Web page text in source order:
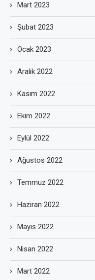
Mart 2023
Şubat 2023
Ocak 2023
Aralık 2022
Kasım 2022
Ekim 2022
Eylül 2022
Ağustos 2022
Temmuz 2022
Haziran 2022
Mayıs 2022
Nisan 2022
Mart 2022